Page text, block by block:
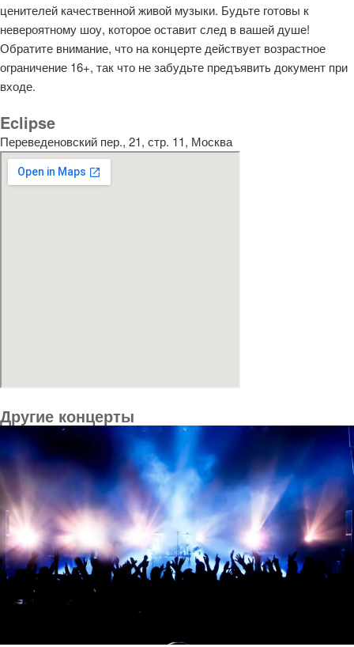
ценителей качественной живой музыки. Будьте готовы к
невероятному шоу, которое оставит след в вашей душе!
Обратите внимание, что на концерте действует возрастное
ограничение 16+, так что не забудьте предъявить документ при
входе.
Eclipse
Переведеновский пер., 21, стр. 11, Москва
Другие концерты